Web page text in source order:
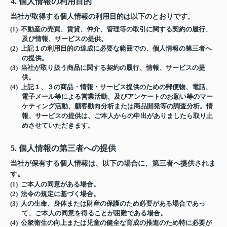
当社が取得する個人情報の利用目的は以下のとおりです。
(1) 不動産の売買、賃貸、仲介、管理等の取引に関する契約の履行、
及び情報、サービスの提供。
(2) 上記１の利用目的の達成に必要な範囲での、個人情報の第三者へ
の提供。
(3) 当社が取り扱う商品に関する契約の履行、情報、サービスの提
供。
(4) 上記１、３の商品・情報・サービス提供のための郵便物、電話、
電子メール等による営業活動、及びアンケートのお願い等のマー
ケティング活動、顧客動向分析または商品開発等の調査分析。情
報、サービスの提供は、ご本人からの申出がありましたら取り止
めさせていただきます。
5. 個人情報の第三者への提供
当社が保有する個人情報は、以下の場合に、第三者へ提供されま
す。
(1) ご本人の同意がある場合。
(2) 法令の規定に基づく場合。
(3) 人の生命、身体または財産の保護のため必要がある場合であっ
て、ご本人の同意を得ることが困難である場合。
(4) 公衆衛生の向上または児童の健全な育成の推進のため特に必要が